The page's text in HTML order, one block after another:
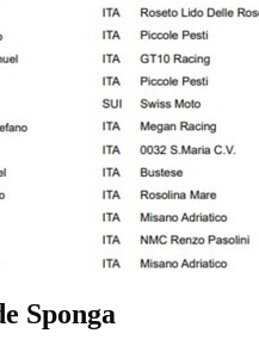
Sponga